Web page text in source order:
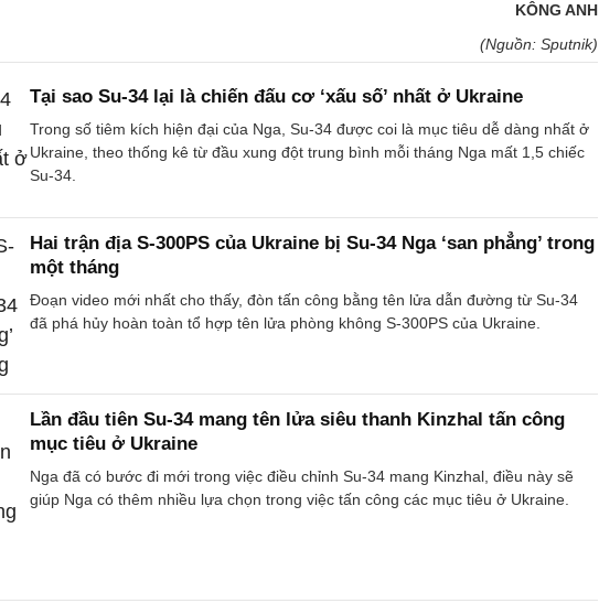
KÔNG ANH
(Nguồn: Sputnik)
Tại sao Su-34 lại là chiến đấu cơ ‘xấu số’ nhất ở Ukraine
Trong số tiêm kích hiện đại của Nga, Su-34 được coi là mục tiêu dễ dàng nhất ở
Ukraine, theo thống kê từ đầu xung đột trung bình mỗi tháng Nga mất 1,5 chiếc
Su-34.
Hai trận địa S-300PS của Ukraine bị Su-34 Nga ‘san phẳng’ trong
một tháng
Đoạn video mới nhất cho thấy, đòn tấn công bằng tên lửa dẫn đường từ Su-34
đã phá hủy hoàn toàn tổ hợp tên lửa phòng không S-300PS của Ukraine.
Lần đầu tiên Su-34 mang tên lửa siêu thanh Kinzhal tấn công
mục tiêu ở Ukraine
Nga đã có bước đi mới trong việc điều chỉnh Su-34 mang Kinzhal, điều này sẽ
giúp Nga có thêm nhiều lựa chọn trong việc tấn công các mục tiêu ở Ukraine.